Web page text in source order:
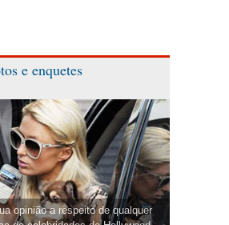
e enquetes
opinião a respeito de qualquer